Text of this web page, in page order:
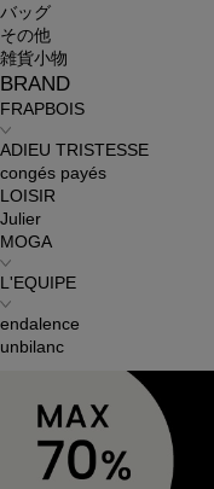
バッグ
その他
雑貨小物
BRAND
FRAPBOIS
ADIEU TRISTESSE
congés payés
LOISIR
Julier
MOGA
L'EQUIPE
endalence
unbilanc